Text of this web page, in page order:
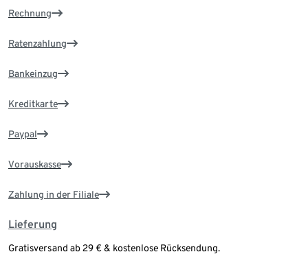
Rechnung
Ratenzahlung
Bankeinzug
Kreditkarte
Paypal
Vorauskasse
Zahlung in der Filiale
Lieferung
Gratisversand ab 29 € & kostenlose Rücksendung.